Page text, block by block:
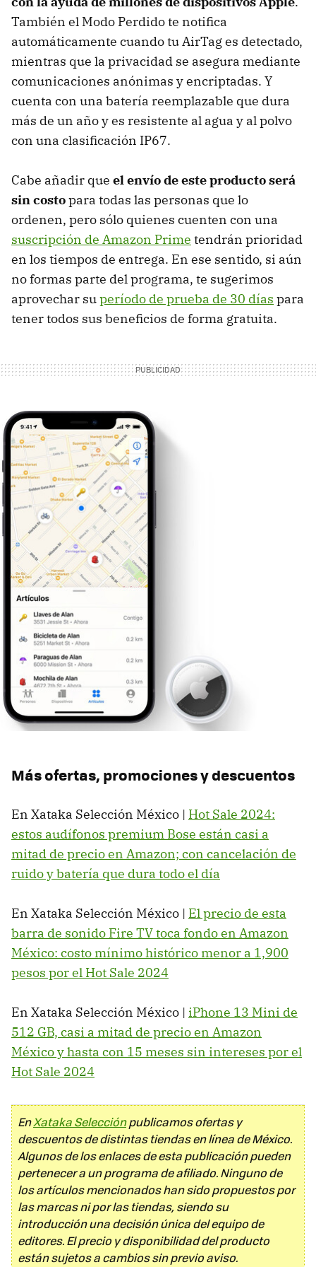
También el Modo Perdido te notifica
automáticamente cuando tu AirTag es detectado,
mientras que la privacidad se asegura mediante
comunicaciones anónimas y encriptadas. Y
cuenta con una batería reemplazable que dura
más de un año y es resistente al agua y al polvo
con una clasificación IP67.
Cabe añadir que el envío de este producto será
sin costopara todas las personas que lo
ordenen, pero sólo quienes cuenten con una
suscripción de Amazon Prime tendrán prioridad
en los tiempos de entrega. En ese sentido, si aún
no formas parte del programa, te sugerimos
aprovechar superíodo de prueba de 30 días para
tener todos sus beneficios de forma gratuita.
Más ofertas, promociones y descuentos
En Xataka Selección México | Hot Sale 2024:
estos audífonos premium Bose están casi a
mitad de precio en Amazon; con cancelación de
ruido y batería que dura todo el día
En Xataka Selección México | El precio de esta
barra de sonido Fire TV toca fondo en Amazon
México: costo mínimo histórico menor a 1,900
pesos por el Hot Sale 2024
En Xataka Selección México | iPhone 13 Mini de
512 GB, casi a mitad de precio en Amazon
México y hasta con 15 meses sin intereses por el
Hot Sale 2024
EnXataka Selecciónpublicamos ofertas y
descuentos de distintas tiendas en línea de México.
Algunos de los enlaces de esta publicación pueden
pertenecer a un programa de afiliado. Ninguno de
los artículos mencionados han sido propuestos por
las marcas ni por las tiendas, siendo su
introducción una decisión única del equipo de
editores. El precio y disponibilidad del producto
están sujetos a cambios sin previo aviso.